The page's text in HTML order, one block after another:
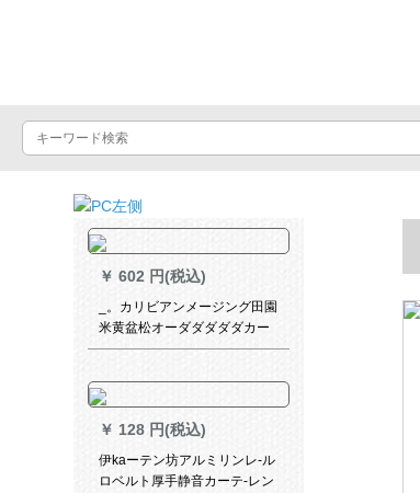
￥ 602 円(税込)
_。カリビアンメージング田園
米黄盆松オーダダダダダカー
ンティンティンカーチを発表
トールの価格格】は何メトル
の幅ですか？
￥ 128 円(税込)
伊kaーテン坊アルミリンレ-ル
ロベルト厚手静音カーテ-レン